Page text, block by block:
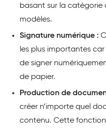
basant sur la catégorie
modèles.
Signature numérique :
les plus importantes
de signer
de papier.
Production de
créer n’importe quel
contenu. Cette fonction